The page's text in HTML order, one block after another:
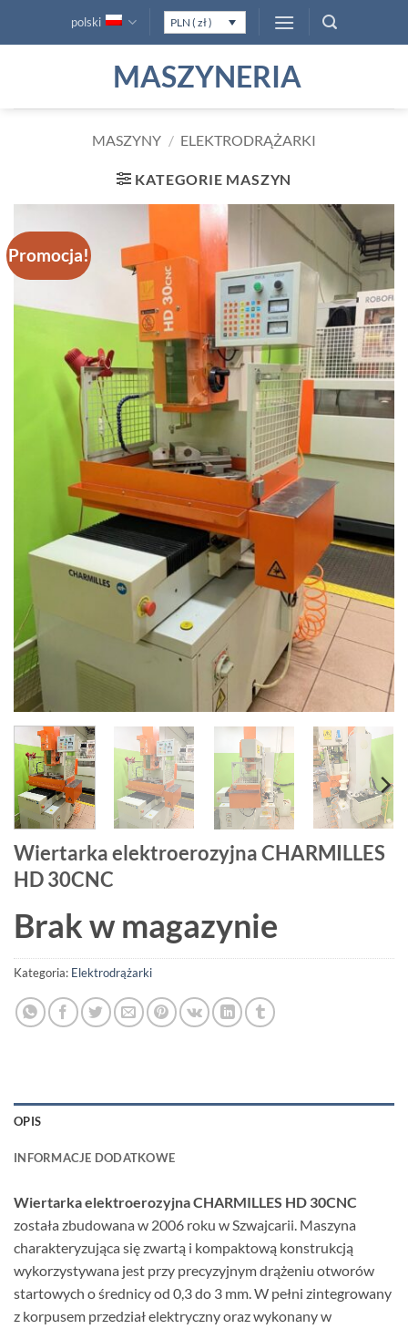
polski PLN ( zł )
MASZYNERIA
MASZYNY / ELEKTRODRĄŻARKI
KATEGORIE MASZYN
Promocja!
Wiertarka elektroerozyjna CHARMILLES
HD 30CNC
Brak w magazynie
Kategoria: Elektrodrążarki
OPIS
INFORMACJE DODATKOWE
Wiertarka elektroerozyjna CHARMILLES HD 30CNC
została zbudowana w 2006 roku w Szwajcarii. Maszyna
charakteryzująca się zwartą i kompaktową konstrukcją
wykorzystywana jest przy precyzyjnym drążeniu otworów
startowych o średnicy od 0,3 do 3 mm. W pełni zintegrowany
z korpusem przedział elektryczny oraz wykonany w